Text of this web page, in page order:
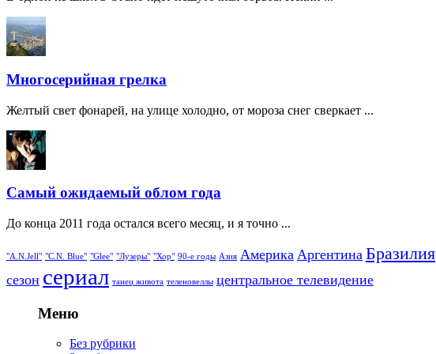
Многосерийная грелка
Желтый свет фонарей, на улице холодно, от мороза снег сверкает ...
Самый ожидаемый облом года
До конца 2011 года остался всего месяц, и я точно ...
"A.N.Jell" "C.N. Blue" "Glee" "Лузеры" "Хор" 90-е годы Азия Америка Аргентина Бразилия
сезон сериал танец живота теленовеллы центральное телевидение
Меню
Без рубрики